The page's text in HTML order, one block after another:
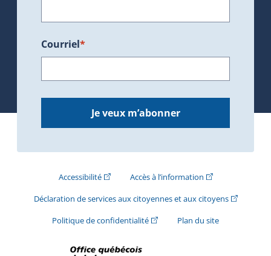
Courriel*
Je veux m’abonner
Accessibilité(Cet hyperlien externe s'ouvrira dans une
Accès à l’information(Cet hyperlien
Déclaration de services aux citoyennes et aux citoyens(Cet
Politique de confidentialité(Cet hyperlien externe s'ouvrira
Plan du site